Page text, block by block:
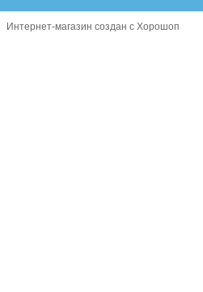
Интернет-магазин создан с Хорошоп